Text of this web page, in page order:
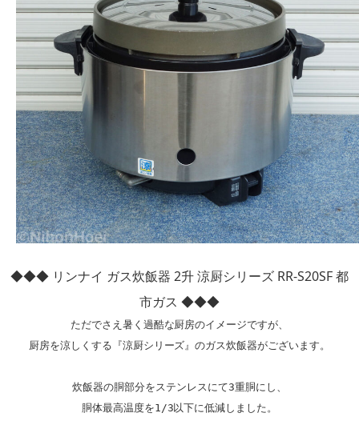
◆◆◆ リンナイ ガス炊飯器 2升 涼厨シリーズ RR-S20SF 都
市ガス ◆◆◆
ただでさえ暑く過酷な厨房のイメージですが、
厨房を涼しくする『涼厨シリーズ』のガス炊飯器がございます。
炊飯器の胴部分をステンレスにて3重胴にし、
胴体最高温度を1/3以下に低減しました。